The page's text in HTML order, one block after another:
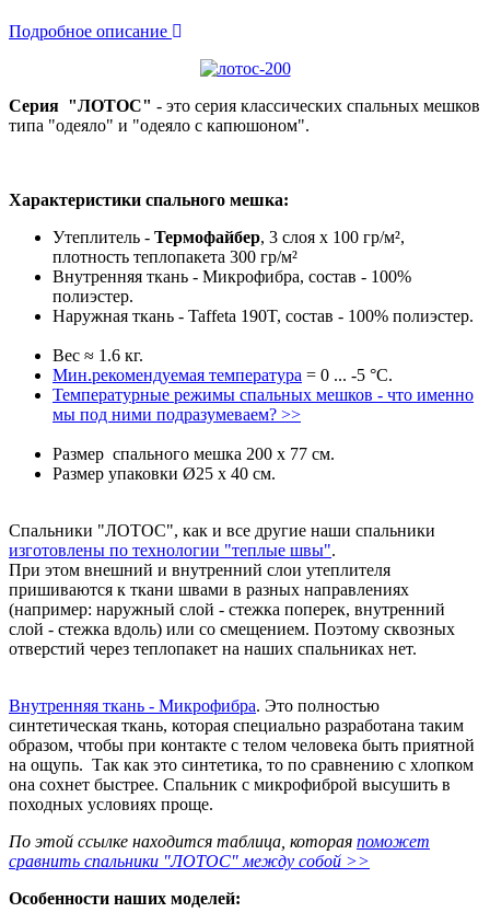
Подробное описание
Серия "ЛОТОС" - это серия классических спальных мешков
типа "одеяло" и "одеяло с капюшоном".
Характеристики спального мешка:
Утеплитель - Термофайбер, 3 слоя х 100 гр/м²,
плотность теплопакета 300 гр/м²
Внутренняя ткань - Микрофибра, состав - 100%
полиэстер.
Наружная ткань - Taffeta 190T, состав - 100% полиэстер.
Вес ≈ 1.6 кг.
Мин.рекомендуемая температура = 0 ... -5 °С.
Температурные режимы спальных мешков - что именно
мы под ними подразумеваем? >>
Размер спального мешка 200 х 77 см.
Размер упаковки Ø25 х 40 см.
Спальники "ЛОТОС", как и все другие наши спальники
изготовлены по технологии "теплые швы".
При этом внешний и внутренний слои утеплителя
пришиваются к ткани швами в разных направлениях
(например: наружный слой - стежка поперек, внутренний
слой - стежка вдоль) или со смещением. Поэтому сквозных
отверстий через теплопакет на наших спальниках нет.
Внутренняя ткань - Микрофибра. Это полностью
синтетическая ткань, которая специально разработана таким
образом, чтобы при контакте с телом человека быть приятной
на ощупь. Так как это синтетика, то по сравнению с хлопком
она сохнет быстрее. Спальник с микрофиброй высушить в
походных условиях проще.
По этой ссылке находится таблица , которая поможет
сравнить спальники "ЛОТОС" между собой >>
Особенности наших моделей: